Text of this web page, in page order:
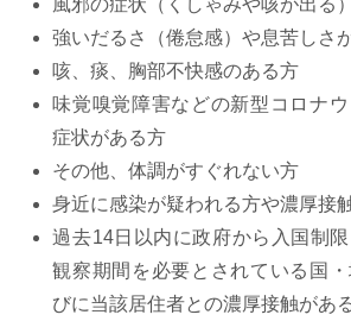
風邪の症状（くしゃみや咳が出る
強いだるさ（倦怠感）や息苦しさ
咳、痰、胸部不快感のある方
味覚嗅覚障害などの新型コロナ
症状がある方
その他、体調がすぐれない方
身近に感染が疑われる方や濃厚接
過去14日以内に政府から入国制
観察期間を必要とされている国
びに当該居住者との濃厚接触があ